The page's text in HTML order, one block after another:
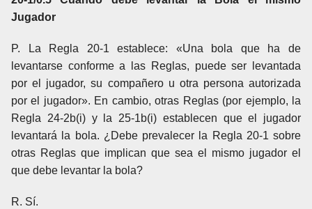
Jugador
P. La Regla 20-1 establece: «Una bola que ha de
levantarse conforme a las Reglas, puede ser levantada
por el jugador, su compañero u otra persona autorizada
por el jugador». En cambio, otras Reglas (por ejemplo, la
Regla 24-2b(i) y la 25-1b(i) establecen que el jugador
levantará la bola. ¿Debe prevalecer la Regla 20-1 sobre
otras Reglas que implican que sea el mismo jugador el
que debe levantar la bola?
R. Sí.